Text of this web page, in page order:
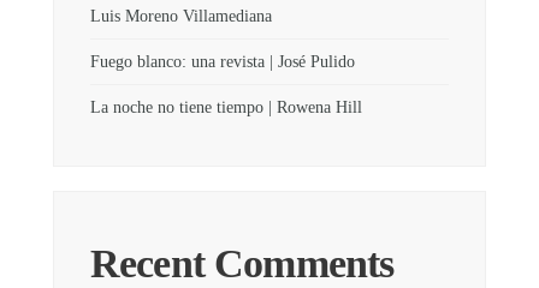
Luis Moreno Villamediana
Fuego blanco: una revista | José Pulido
La noche no tiene tiempo | Rowena Hill
Recent Comments